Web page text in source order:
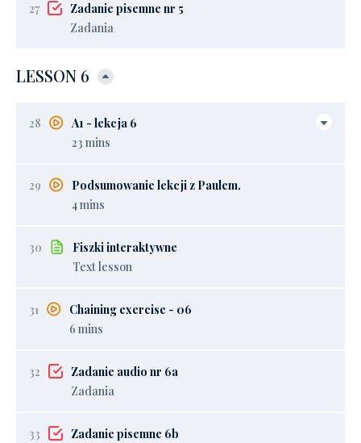
27
Zadanie pisemne nr 5
Zadania
LESSON 6
28
A1 - lekcja 6
23 mins
29
Podsumowanie lekcji z Paulem.
4 mins
30
Fiszki interaktywne
Text lesson
31
Chaining exercise - 06
6 mins
32
Zadanie audio nr 6a
Zadania
33
Zadanie pisemne 6b